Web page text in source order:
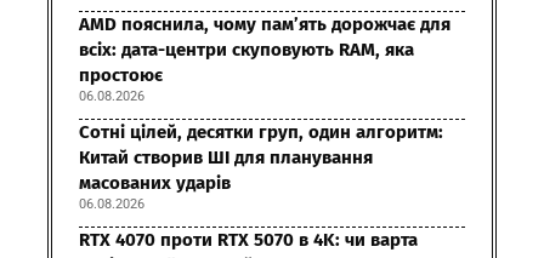
AMD пояснила, чому пам’ять дорожчає для
всіх: дата-центри скуповують RAM, яка
простоює
06.08.2026
Сотні цілей, десятки груп, один алгоритм:
Китай створив ШІ для планування
масованих ударів
06.08.2026
RTX 4070 проти RTX 5070 в 4K: чи варта